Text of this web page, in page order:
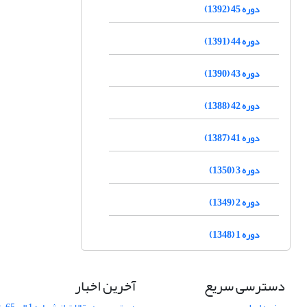
دوره 45 (1392)
دوره 44 (1391)
دوره 43 (1390)
دوره 42 (1388)
دوره 41 (1387)
دوره 3 (1350)
دوره 2 (1349)
دوره 1 (1348)
دسترسی سریع آخرین اخبار